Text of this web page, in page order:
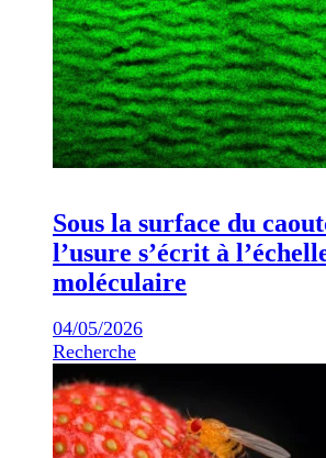
Sous la surface du
l’usure s’écrit à
moléculaire
04/05/2026
Recherche